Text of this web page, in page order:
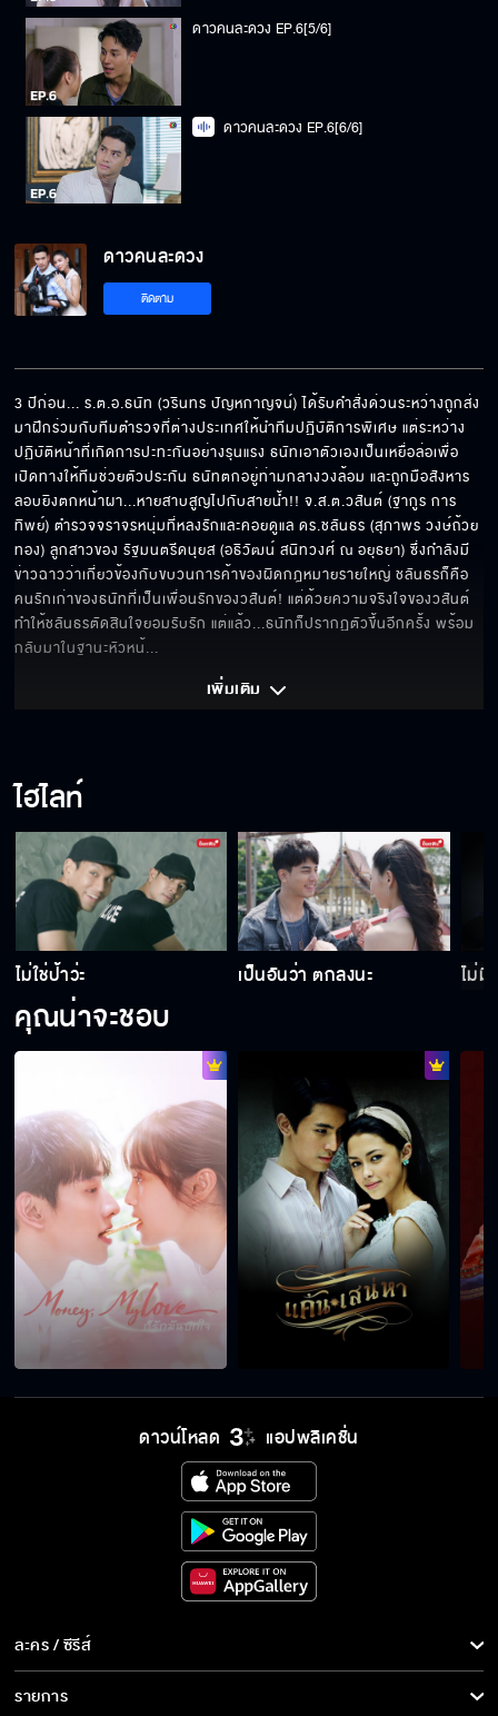
ดาวคนละดวง EP.6[5/6]
ดาวคนละดวง EP.6[6/6]
ดาวคนละดวง
ติดตาม
3 ปีก่อน... ร.ต.อ.ธนัท (วรินทร ปัญหกาญจน์) ได้รับคำสั่งด่วนระหว่างถูกส่ง
มาฝึกร่วมกับทีมตำรวจที่ต่างประเทศให้นำทีมปฏิบัติการพิเศษ แต่ระหว่าง
ปฏิบัติหน้าที่เกิดการปะทะกันอย่างรุนแรง ธนัทเอาตัวเองเป็นเหยื่อล่อเพื่อ
เปิดทางให้ทีมช่วยตัวประกัน ธนัทตกอยู่ท่ามกลางวงล้อม และถูกมือสังหาร
ลอบยิงตกหน้าผา...หายสาบสูญไปกับสายน้ำ!! จ.ส.ต.วสันต์ (ฐากูร การ
ทิพย์) ตำรวจจราจรหนุ่มที่หลงรักและคอยดูแล ดร.ชลันธร (สุภาพร วงษ์ถ้วย
ทอง) ลูกสาวของ รัฐมนตรีดนุยส (อธิวัฒน์ สนิทวงศ์ ณ อยุธยา) ซึ่งกำลังมี
ข่าวฉาวว่าเกี่ยวข้องกับขบวนการค้าของผิดกฎหมายรายใหญ่ ชลันธรก็คือ
คนรักเก่าของธนัทที่เป็นเพื่อนรักของวสันต์! แต่ด้วยความจริงใจของวสันต์
ทำให้ชลันธรตัดสินใจยอมรับรัก แต่แล้ว...ธนัทก็ปรากฏตัวขึ้นอีกครั้ง พร้อม
กลับมาในฐานะหัวหน้...
เพิ่มเติม
ไฮไลท์
ไม่ใช่ป้าว่ะ เป็นอันว่า ตกลงนะ ไม่มี
คุณน่าจะชอบ
ดาวน์โหลด แอปพลิเคชั่น
ละคร / ซีรีส์
ละคร/ซีรีส์
รายการ